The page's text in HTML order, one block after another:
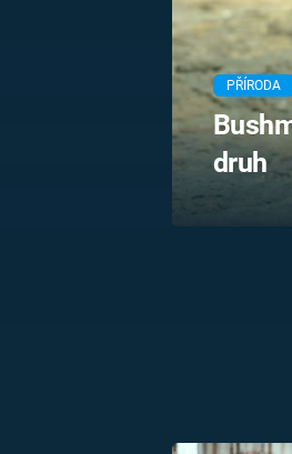
PRVNÍ SVĚTOVÁ
PŘÍRODA
druh